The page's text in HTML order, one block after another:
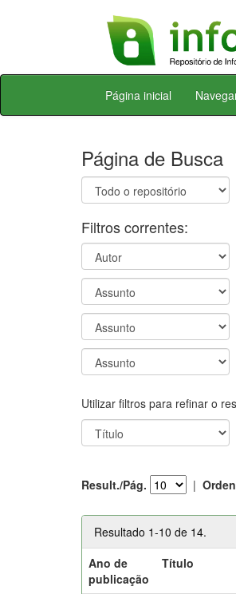
Skip
Página inicial
Página de Busca
Filtros correntes:
Utilizar filtros para refinar o
Result./Pág. |
Resultado 1-10 de 14.
Ano de
publicação
Título